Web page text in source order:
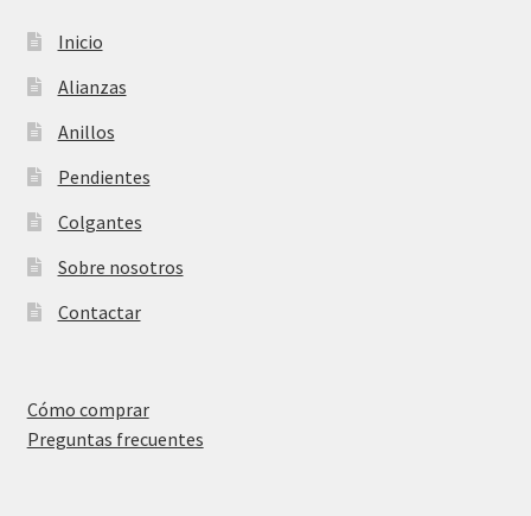
Inicio
Alianzas
Anillos
Pendientes
Colgantes
Sobre nosotros
Contactar
Cómo comprar
Preguntas frecuentes